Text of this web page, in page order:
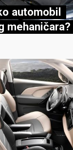
automobil
mehaničara?